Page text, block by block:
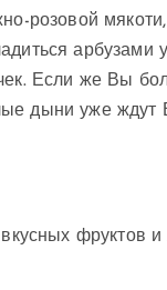
розовой
арбузами
Если же Вы
дыни уже ждут
фруктов и